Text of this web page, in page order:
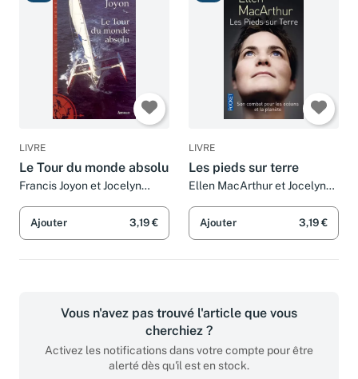
LIVRE
Le Tour du monde absolu
Francis Joyon et Jocelyn
Ajouter 3,19 €
LIVRE
Les pieds sur terre
Ellen MacArthur et Jocelyn
Ajouter 3,19 €
Vous n'avez pas trouvé l'article que vous
cherchiez ?
Activez les notifications dans votre compte pour être
alerté dès qu'il est en stock.